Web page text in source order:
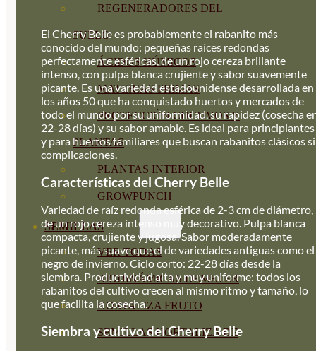
REGENERADORES DEL
SUELO
ÁCIDOS HÚMICOS
MATERIAS PRIMAS
PROTECCIÓN CULTIVOS Y
PLANTAS
PLANTAS INTERIOR
GROWPUNCH
SEMILLAS
VER TODAS
BIODINÁMICAS DEMETER
HORTALIZA FRUTO
SEMILLAS HORTALIZA DE
El Cherry Belle es probablemente el rabanito más
conocido del mundo: pequeñas raíces redondas
perfectamente esféricas, de un rojo cereza brillante
intenso, con pulpa blanca crujiente y sabor suavemente
picante. Es una variedad estadounidense desarrollada en
los años 50 que ha conquistado huertos y mercados de
todo el mundo por su uniformidad, su rapidez (cosecha
22-28 días) y su sabor amable. Es ideal para principiantes
y para huertos familiares que buscan rabanitos clásicos
complicaciones.
Características del Cherry Belle
Variedad de raíz redonda esférica de 2-3 cm de diámetro,
de un rojo cereza intenso muy decorativo. Pulpa blanca
compacta, crujiente y jugosa. Sabor moderadamente
picante, más suave que el de variedades antiguas como el
negro de invierno. Ciclo corto: 22-28 días desde la
siembra. Productividad alta y muy uniforme: todos los
rabanitos del cultivo crecen al mismo ritmo y tamaño, lo
que facilita la cosecha.
Siembra y cultivo del Cherry Belle